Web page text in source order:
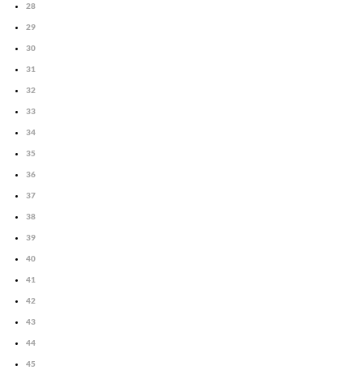
28
29
30
31
32
33
34
35
36
37
38
39
40
41
42
43
44
45